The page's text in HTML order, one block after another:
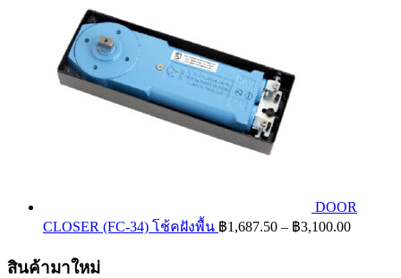
DOOR
CLOSER (FC-34) โช้คฝังพื้น ฿1,687.50 – ฿3,100.00Price
สินค้ามาใหม่